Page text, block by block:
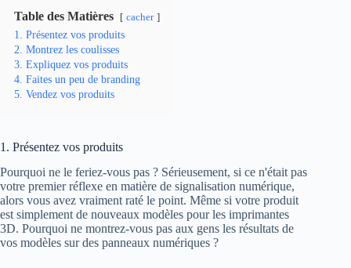
Table des Matières cacher
1. Présentez vos produits
2. Montrez les coulisses
3. Expliquez vos produits
4. Faites un peu de branding
5. Vendez vos produits
1. Présentez vos produits
Pourquoi ne le feriez-vous pas ? Sérieusement, si ce n'était pas
votre premier réflexe en matière de signalisation numérique,
alors vous avez vraiment raté le point. Même si votre produit
est simplement de nouveaux modèles pour les imprimantes
3D. Pourquoi ne montrez-vous pas aux gens les résultats de
vos modèles sur des panneaux numériques ?